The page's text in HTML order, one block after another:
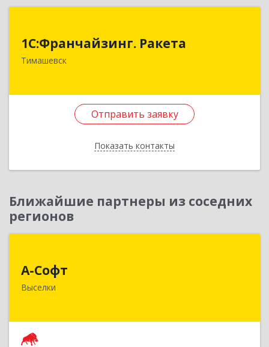
1С:Франчайзинг. Ракета
Тимашевск
Отправить заявку
Показать контакты
Медведовская ст-ца, Чайковского ул, дом № 69
Подробнее
Отправить заявку
Ближайшие партнеры из соседних
регионов
А-Софт
Выселки
353100, Краснодарский край, Выселковский
район, Выселки ст-ца, Степная ул, дом № 1
Подробнее